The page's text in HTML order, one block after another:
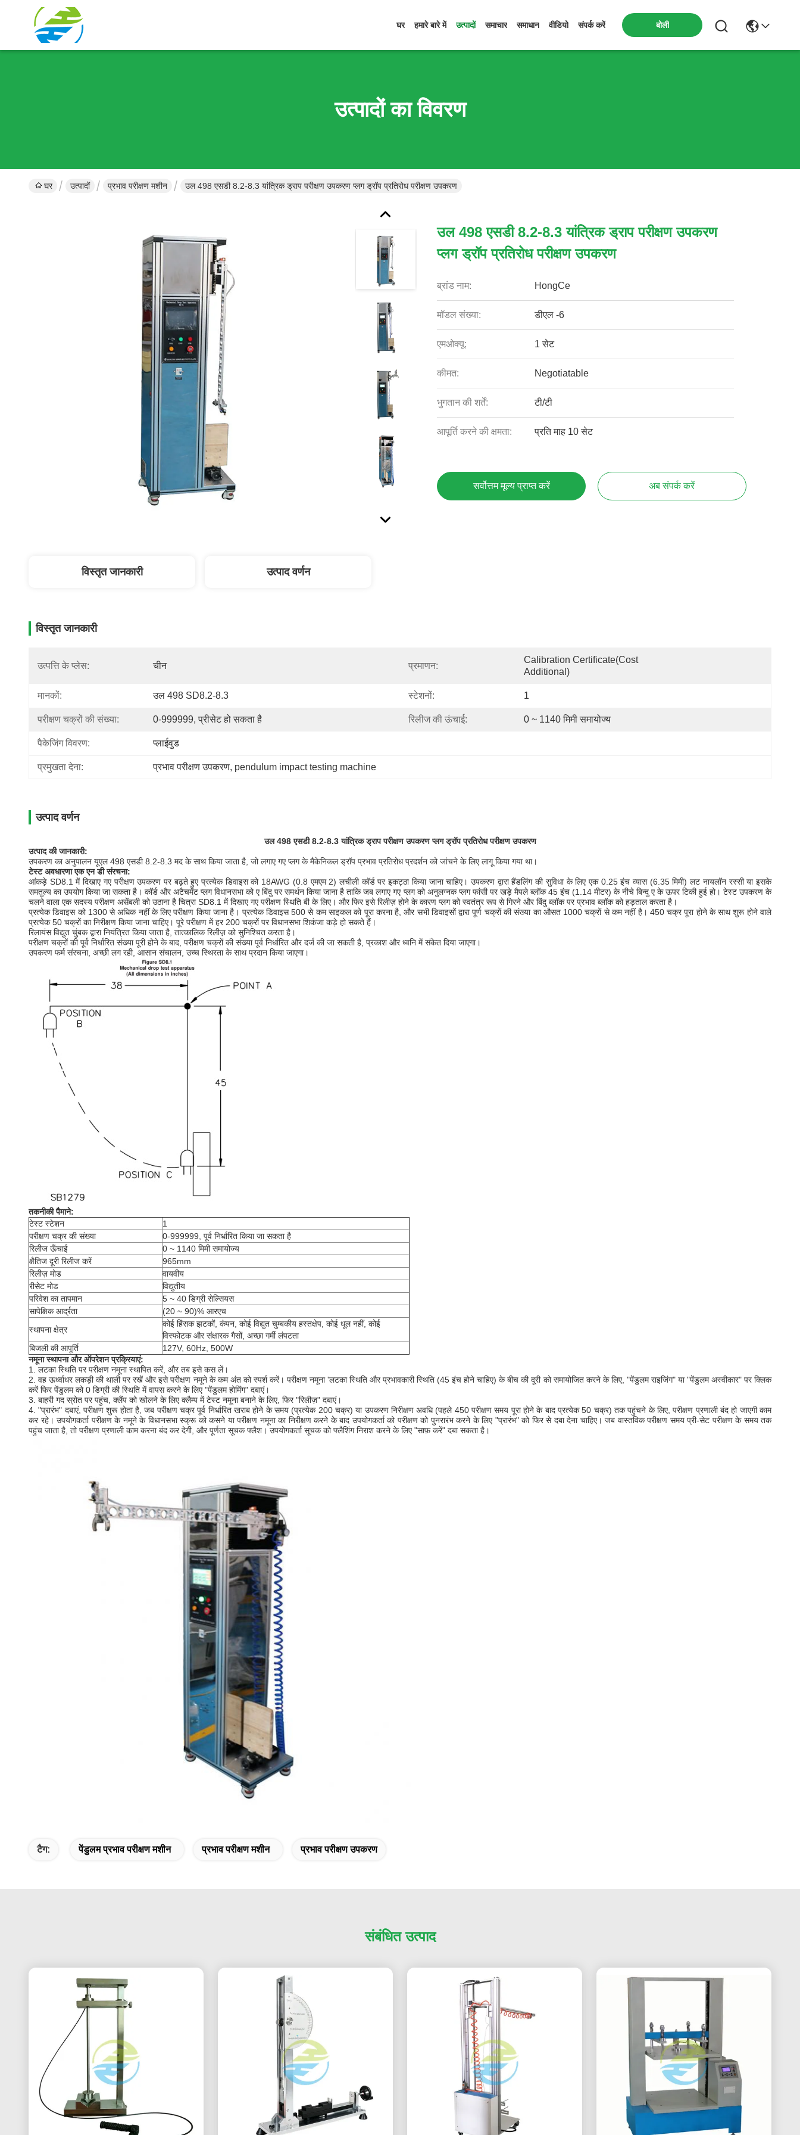
घर हमारे बारे में उत्पादों समाचार समाधान वीडियो संपर्क करें बोली
उत्पादों का विवरण
घर उत्पादों प्रभाव परीक्षण मशीन उल 498 एसडी 8.2-8.3 यांत्रिक ड्राप परीक्षण उपकरण प्लग ड्रॉप प्रतिरोध परीक्षण उपकरण
उल 498 एसडी 8.2-8.3 यांत्रिक ड्राप परीक्षण उपकरण
प्लग ड्रॉप प्रतिरोध परीक्षण उपकरण
ब्रांड नाम: HongCe
मॉडल संख्या: डीएल -6
एमओक्यू: 1 सेट
कीमत: Negotiatable
भुगतान की शर्तें: टी/टी
आपूर्ति करने की क्षमता: प्रति माह 10 सेट
सर्वोत्तम मूल्य प्राप्त करें अब संपर्क करें
विस्तृत जानकारी उत्पाद वर्णन
विस्तृत जानकारी
उत्पत्ति के प्लेस: चीन प्रमाणन:
Calibration Certificate(cost
Additional)
मानकों: उल 498 SD8.2-8.3 स्टेशनों: 1
परीक्षण चक्रों की संख्या: 0-999999, प्रीसेट हो सकता है रिलीज की ऊंचाई: 0 ~ 1140 मिमी समायोज्य
पैकेजिंग विवरण: प्लाईवुड
प्रमुखता देना: प्रभाव परीक्षण उपकरण, pendulum impact testing machine
उत्पाद वर्णन
उल 498 एसडी 8.2-8.3 यांत्रिक ड्राप परीक्षण उपकरण प्लग ड्रॉप प्रतिरोध परीक्षण उपकरण
उत्पाद की जानकारी:
उपकरण का अनुपालन यूएल 498 एसडी 8.2-8.3 मद के साथ किया जाता है, जो लगाए गए प्लग के मैकेनिकल ड्रॉप प्रभाव प्रतिरोध प्रदर्शन को जांचने के लिए लागू किया गया था।
टेस्ट अवधारणा एक एन डी संरचना:
आंकड़े SD8.1 में दिखाए गए परीक्षण उपकरण पर बढ़ते हुए प्रत्येक डिवाइस को 18AWG (0.8 एमएम 2) लचीली कॉर्ड पर इकट्ठा किया जाना चाहिए। उपकरण द्वारा हैंडलिंग की सुविधा के लिए एक 0.25 इंच व्यास (6.35 मिमी) लट नायलॉन रस्सी या इसके
समतुल्य का उपयोग किया जा सकता है। कॉर्ड और अटैचमेंट प्लग विधानसभा को ए बिंदु पर समर्थन किया जाना है ताकि जब लगाए गए प्लग को अनुलग्नक प्लग फांसी पर खड़े मैपले ब्लॉक 45 इंच (1.14 मीटर) के नीचे बिन्दु ए के ऊपर टिकी हुई हो। टेस्ट उपकरण के
चलने वाला एक सदस्य परीक्षण असेंबली को उठाना है चित्रा SD8.1 में दिखाए गए परीक्षण स्थिति बी के लिए। और फिर इसे रिलीज़ होने के कारण प्लग को स्वतंत्र रूप से गिरने और बिंदु ब्लॉक पर प्रभाव ब्लॉक को हड़ताल करता है।
प्रत्येक डिवाइस को 1300 से अधिक नहीं के लिए परीक्षण किया जाना है। प्रत्येक डिवाइस 500 से कम साइकल को पूरा करना है, और सभी डिवाइसों द्वारा पूर्ण चक्रों की संख्या का औसत 1000 चक्रों से कम नहीं है। 450 चक्र पूरा होने के साथ शुरू होने वाले
प्रत्येक 50 चक्रों का निरीक्षण किया जाना चाहिए। पूरे परीक्षण में हर 200 चक्रों पर विधानसभा शिकंजा कड़े हो सकते हैं।
रिलायंस विद्युत चुंबक द्वारा नियंत्रित किया जाता है, तात्कालिक रिलीज़ को सुनिश्चित करता है।
परीक्षण चक्रों की पूर्व निर्धारित संख्या पूरी होने के बाद, परीक्षण चक्रों की संख्या पूर्व निर्धारित और दर्ज की जा सकती है, प्रकाश और ध्वनि में संकेत दिया जाएगा।
उपकरण फर्म संरचना, अच्छी लग रही, आसान संचालन, उच्च स्थिरता के साथ प्रदान किया जाएगा।
तकनीकी पैमाने:
टेस्ट स्टेशन
1
परीक्षण चक्र की संख्या
0-999999, पूर्व निर्धारित किया जा सकता है
रिलीज ऊँचाई
0 ~ 1140 मिमी समायोज्य
क्षैतिज दूरी रिलीज करें
965mm
रिलीज़ मोड
वायवीय
रीसेट मोड
विद्युतीय
परिवेश का तापमान
5 ~ 40 डिग्री सेल्सियस
सापेक्षिक आर्द्रता
(20 ~ 90)% आरएच
स्थापना क्षेत्र
कोई हिंसक झटकों, कंपन, कोई विद्युत चुम्बकीय हस्तक्षेप, कोई धूल नहीं, कोई
विस्फोटक और संक्षारक गैसों, अच्छा गर्मी लंपटता
बिजली की आपूर्ति
127V, 60Hz, 500W
नमूना स्थापना और ऑपरेशन प्रक्रियाएं:
1. लटका स्थिति पर परीक्षण नमूना स्थापित करें, और तब इसे कस लें।
2. वह ऊर्ध्वाधर लकड़ी की थाली पर रखें और इसे परीक्षण नमूने के कम अंत को स्पर्श करें। परीक्षण नमूना 'लटका स्थिति और प्रभावकारी स्थिति (45 इंच होने चाहिए) के बीच की दूरी को समायोजित करने के लिए, "पेंडुलम राइजिंग" या "पेंडुलम अस्वीकार" पर क्लिक
करें फिर पेंडुलम को 0 डिग्री की स्थिति में वापस करने के लिए "पेंडुलम होमिंग" दबाएं।
3. बाहरी गद स्रोत पर पहुंच, क्लैंप को खोलने के लिए क्लैम्प में टेस्ट नमूना बनाने के लिए, फिर "रिलीज़" दबाएं।
4. "प्रारंभ" दबाएं, परीक्षण शुरू होता है, जब परीक्षण चक्र पूर्व निर्धारित खराब होने के समय (प्रत्येक 200 चक्र) या उपकरण निरीक्षण अवधि (पहले 450 परीक्षण समय पूरा होने के बाद प्रत्येक 50 चक्र) तक पहुंचने के लिए, परीक्षण प्रणाली बंद हो जाएगी काम
कर रहे। उपयोगकर्ता परीक्षण के नमूने के विधानसभा स्क्रू को कसने या परीक्षण नमूना का निरीक्षण करने के बाद उपयोगकर्ता को परीक्षण को पुनरारंभ करने के लिए "प्रारंभ" को फिर से दबा देना चाहिए। जब वास्तविक परीक्षण समय प्री-सेट परीक्षण के समय तक
पहुंच जाता है, तो परीक्षण प्रणाली काम करना बंद कर देगी, और पूर्णता सूचक फ्लैश। उपयोगकर्ता सूचक को फ्लैशिंग निराश करने के लिए "साफ़ करें" दबा सकता है।
टैग: पेंडुलम प्रभाव परीक्षण मशीन प्रभाव परीक्षण मशीन प्रभाव परीक्षण उपकरण
संबंधित उत्पाद